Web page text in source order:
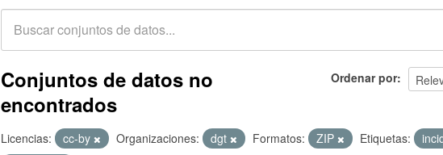
Ordenar por
Conjuntos de datos no
encontrados
Licencias: cc-by Organizaciones: dgt Formatos: ZIP Etiquetas: